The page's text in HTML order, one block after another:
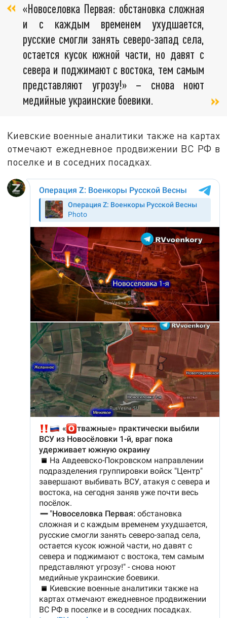
«Новоселовка Первая: обстановка сложная
и с каждым временем ухудшается,
русские смогли занять северо-запад села,
остается кусок южной части, но давят с
севера и поджимают с востока, тем самым
представляют угрозу!» – снова ноют
медийные украинские боевики.
Киевские военные аналитики также на картах
отмечают ежедневное продвижении ВС РФ в
поселке и в соседних посадках.